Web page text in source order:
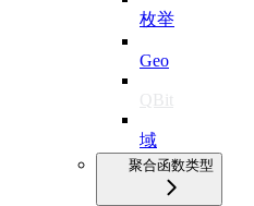
枚举
Geo
QBit
域
聚合函数类型